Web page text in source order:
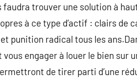
trouver une solution à
à ce type d’actif : clairs de
punition radical tous les
engager à louer le bien sur
de tirer parti d’une